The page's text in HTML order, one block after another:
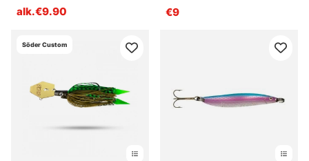
alk.€9.90
€9
Söder Custom